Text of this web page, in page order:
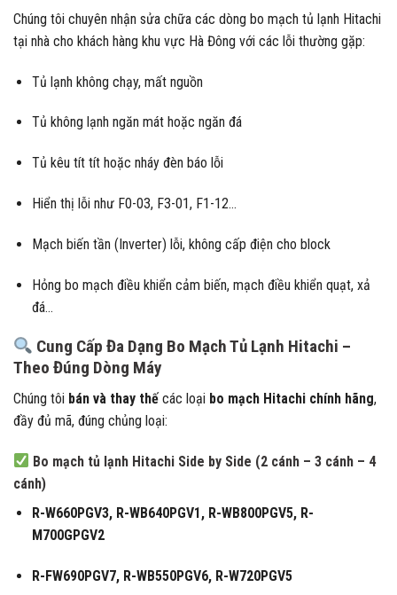
Chúng tôi chuyên nhận sửa chữa các dòng bo mạch tủ lạnh Hitachi
tại nhà cho khách hàng khu vực Hà Đông với các lỗi thường gặp:
Tủ lạnh không chạy, mất nguồn
Tủ không lạnh ngăn mát hoặc ngăn đá
Tủ kêu tít tít hoặc nháy đèn báo lỗi
Hiển thị lỗi như F0-03, F3-01, F1-12…
Mạch biến tần (Inverter) lỗi, không cấp điện cho block
Hỏng bo mạch điều khiển cảm biến, mạch điều khiển quạt, xả
đá…
Cung Cấp Đa Dạng Bo Mạch Tủ Lạnh Hitachi –
Theo Đúng Dòng Máy
Chúng tôi bán và thay thếcác loại bo mạch Hitachi chính hãng,
đầy đủ mã, đúng chủng loại:
Bo mạch tủ lạnh Hitachi Side by Side (2 cánh – 3 cánh – 4
cánh)
R-W660PGV3, R-WB640PGV1, R-WB800PGV5, R-
M700GPGV2
R-FW690PGV7, R-WB550PGV6, R-W720PGV5